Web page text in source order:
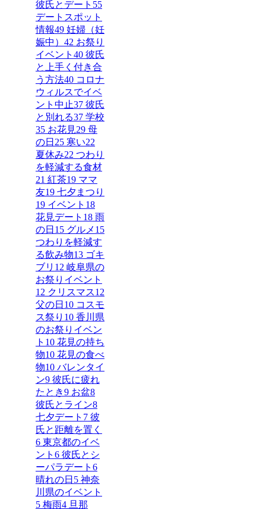
彼氏とデート 55
デートスポット
情報49妊婦（妊
娠中） 42 お祭り
イベント 40彼氏
と上手く付き合
う方法40コロナ
ウィルスでイベ
ント中止37彼氏
と別れる37学校
35お花見29母
の日 25寒い22
夏休み22 つわり
を軽減する食材
21 紅茶19ママ
友19七夕まつり
19イベント 18
花見デート 18雨
の日 15グルメ 15
つわりを軽減す
る飲み物13ゴキ
ブリ 12 岐阜県の
お祭りイベント
12 クリスマス12
父の日 10コスモ
ス祭り 10香川県
のお祭りイベン
ト 10花見の持ち
物10花見の食べ
物10バレンタイ
ン9彼氏に疲れ
たとき9お盆8
彼氏とライン8
七夕デート 7彼
氏と距離を置く
6東京都のイベ
ント 6彼氏とシ
ーパラデート 6
晴れの日 5神奈
川県のイベント
5梅雨4旦那